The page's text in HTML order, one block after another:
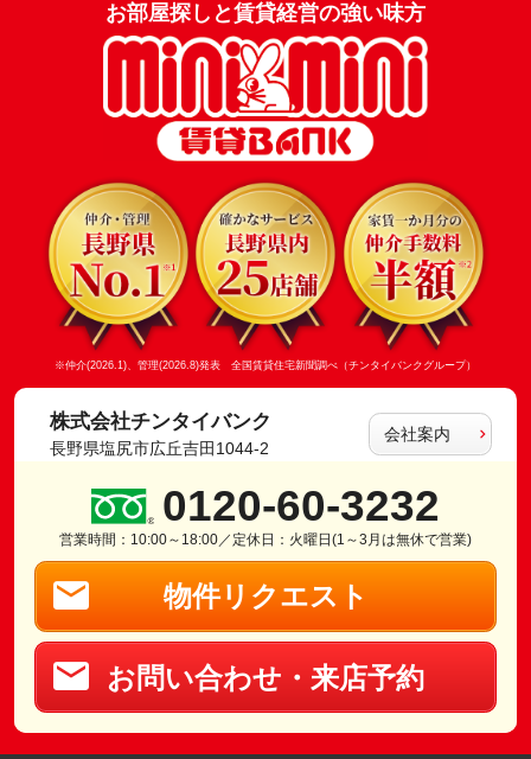
お部屋探しと賃貸経営の強い味方
※仲介(2026.1)、管理(2026.8)発表 全国賃貸住宅新聞調べ（チンタイバンクグループ）
株式会社チンタイバンク
長野県塩尻市広丘吉田1044-2
会社案内
0120-60-3232
営業時間：10:00～18:00／定休日：火曜日(1～3月は無休で営業)
物件リクエスト
お問い合わせ・来店予約